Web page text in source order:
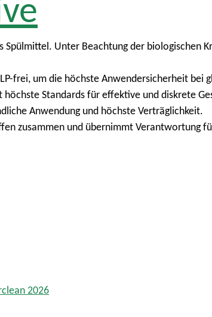
Unter Beachtung der biologischen
frei, um die höchste Anwendersicherheit
Standards für effektive und diskrete
Anwendung und höchste Verträglichkeit.
zusammen und übernimmt Verantwortung
2026